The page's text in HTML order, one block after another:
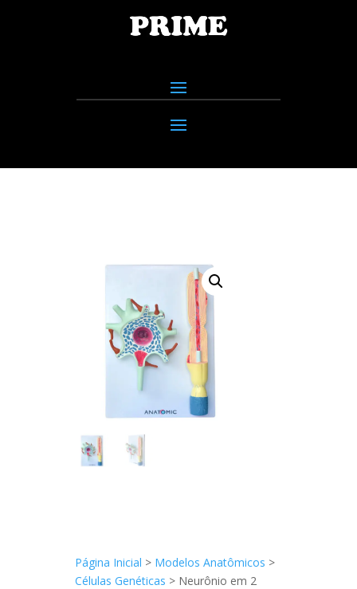
Página Inicial > Modelos Anatômicos >
Células Genéticas > Neurônio em 2